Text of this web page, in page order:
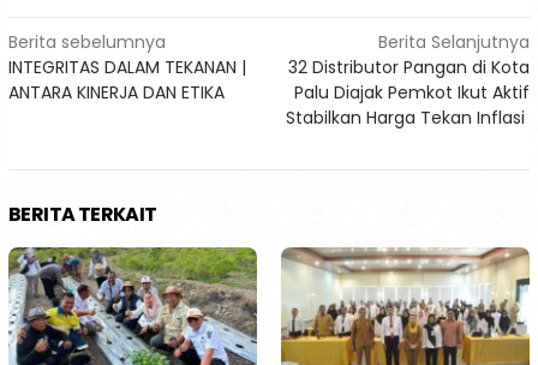
Navigasi
pos
Berita sebelumnya
INTEGRITAS DALAM TEKANAN |
ANTARA KINERJA DAN ETIKA
Berita Selanjutnya
32 Distributor Pangan di Kota
Palu Diajak Pemkot Ikut Aktif
Stabilkan Harga Tekan Inflasi
BERITA TERKAIT